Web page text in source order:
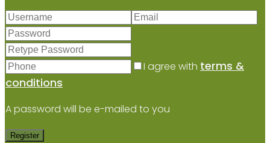
I agree with terms &
conditions
A password will be e-mailed to you
Register